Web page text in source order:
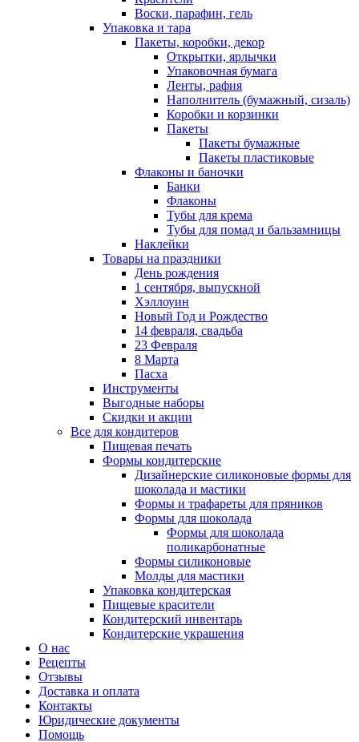
Воски, парафин, гель
Упаковка и тара
Пакеты, коробки, декор
Открытки, ярлычки
Упаковочная бумага
Ленты, рафия
Наполнитель (бумажный, сизаль)
Коробки и корзинки
Пакеты
Пакеты бумажные
Пакеты пластиковые
Флаконы и баночки
Банки
Флаконы
Тубы для крема
Тубы для помад и бальзамницы
Наклейки
Товары на праздники
День рождения
1 сентября, выпускной
Хэллоуин
Новый Год и Рождество
14 февраля, свадьба
23 Февраля
8 Марта
Пасха
Инструменты
Выгодные наборы
Скидки и акции
Все для кондитеров
Пищевая печать
Формы кондитерские
Дизайнерские силиконовые формы для
шоколада и мастики
Формы и трафареты для пряников
Формы для шоколада
Формы для шоколада
поликарбонатные
Формы силиконовые
Молды для мастики
Упаковка кондитерская
Пищевые красители
Кондитерский инвентарь
Кондитерские украшения
О нас
Рецепты
Отзывы
Доставка и оплата
Контакты
Юридические документы
Помощь